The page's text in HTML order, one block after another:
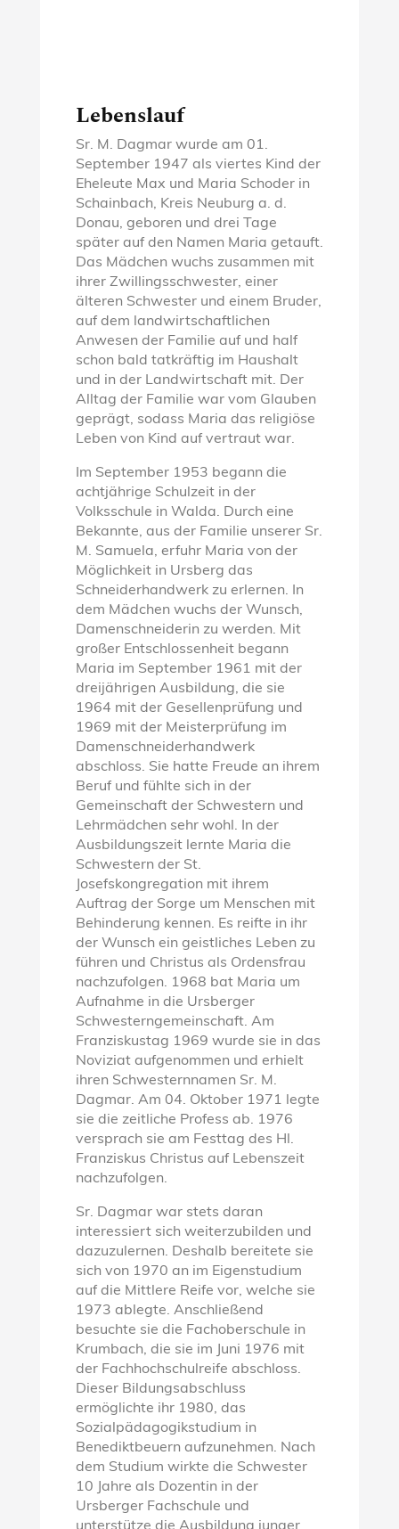
Lebenslauf
Sr. M. Dagmar wurde am 01.
September 1947 als viertes Kind der
Eheleute Max und Maria Schoder in
Schainbach, Kreis Neuburg a. d.
Donau, geboren und drei Tage
später auf den Namen Maria getauft.
Das Mädchen wuchs zusammen mit
ihrer Zwillingsschwester, einer
älteren Schwester und einem Bruder,
auf dem landwirtschaftlichen
Anwesen der Familie auf und half
schon bald tatkräftig im Haushalt
und in der Landwirtschaft mit. Der
Alltag der Familie war vom Glauben
geprägt, sodass Maria das religiöse
Leben von Kind auf vertraut war.
Im September 1953 begann die
achtjährige Schulzeit in der
Volksschule in Walda. Durch eine
Bekannte, aus der Familie unserer Sr.
M. Samuela, erfuhr Maria von der
Möglichkeit in Ursberg das
Schneiderhandwerk zu erlernen. In
dem Mädchen wuchs der Wunsch,
Damenschneiderin zu werden. Mit
großer Entschlossenheit begann
Maria im September 1961 mit der
dreijährigen Ausbildung, die sie
1964 mit der Gesellenprüfung und
1969 mit der Meisterprüfung im
Damenschneiderhandwerk
abschloss. Sie hatte Freude an ihrem
Beruf und fühlte sich in der
Gemeinschaft der Schwestern und
Lehrmädchen sehr wohl. In der
Ausbildungszeit lernte Maria die
Schwestern der St.
Josefskongregation mit ihrem
Auftrag der Sorge um Menschen mit
Behinderung kennen. Es reifte in ihr
der Wunsch ein geistliches Leben zu
führen und Christus als Ordensfrau
nachzufolgen. 1968 bat Maria um
Aufnahme in die Ursberger
Schwesterngemeinschaft. Am
Franziskustag 1969 wurde sie in das
Noviziat aufgenommen und erhielt
ihren Schwesternnamen Sr. M.
Dagmar. Am 04. Oktober 1971 legte
sie die zeitliche Profess ab. 1976
versprach sie am Festtag des Hl.
Franziskus Christus auf Lebenszeit
nachzufolgen.
Sr. Dagmar war stets daran
interessiert sich weiterzubilden und
dazuzulernen. Deshalb bereitete sie
sich von 1970 an im Eigenstudium
auf die Mittlere Reife vor, welche sie
1973 ablegte. Anschließend
besuchte sie die Fachoberschule in
Krumbach, die sie im Juni 1976 mit
der Fachhochschulreife abschloss.
Dieser Bildungsabschluss
ermöglichte ihr 1980, das
Sozialpädagogikstudium in
Benediktbeuern aufzunehmen. Nach
dem Studium wirkte die Schwester
10 Jahre als Dozentin in der
Ursberger Fachschule und